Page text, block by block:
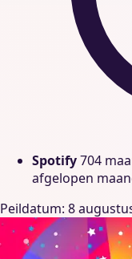
Spotify704
afgelopen
Peildatum: 8